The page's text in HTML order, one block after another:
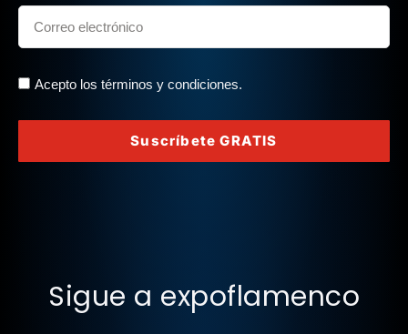
Acepto los términos y condiciones.
Suscríbete GRATIS
Sigue a expoflamenco